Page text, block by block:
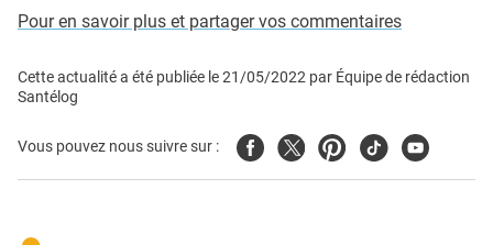
Pour en savoir plus et partager vos commentaires
Cette actualité a été publiée le21/05/2022 par Équipe de rédaction
Santélog
Vous pouvez nous suivre sur : FacebookTwitterPinterest
TiktokYoutube